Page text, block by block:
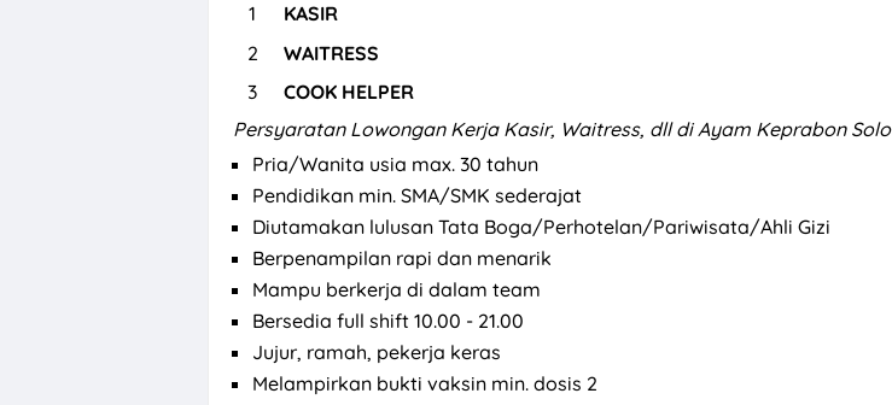
KASIR
WAITRESS
COOK HELPER
Persyaratan Lowongan Kerja Kasir, Waitress, dll di Ayam Keprabon Solo
Pria/Wanita usia max. 30 tahun
Pendidikan min. SMA/SMK sederajat
Diutamakan lulusan Tata Boga/Perhotelan/Pariwisata/Ahli Gizi
Berpenampilan rapi dan menarik
Mampu berkerja di dalam team
Bersedia full shift 10.00 - 21.00
Jujur, ramah, pekerja keras
Melampirkan bukti vaksin min. dosis 2